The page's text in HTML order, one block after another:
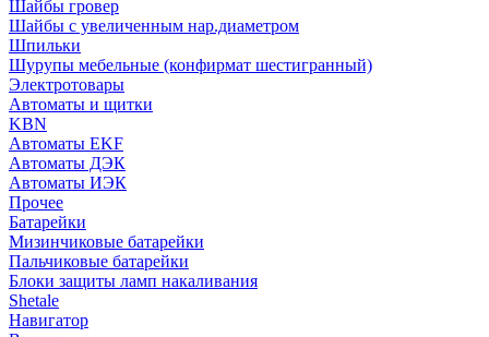
Шайбы гровер
Шайбы с увеличенным нар.диаметром
Шпильки
Шурупы мебельные (конфирмат шестигранный)
Электротовары
Автоматы и щитки
KBN
Автоматы EKF
Автоматы ДЭК
Автоматы ИЭК
Прочее
Батарейки
Мизинчиковые батарейки
Пальчиковые батарейки
Блоки защиты ламп накаливания
Shetale
Навигатор